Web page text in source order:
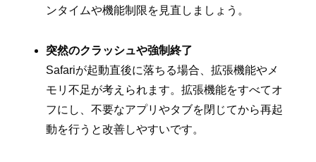
ンタイムや機能制限を見直しましょう。
突然のクラッシュや強制終了
Safariが起動直後に落ちる場合、拡張機能やメ
モリ不足が考えられます。拡張機能をすべてオ
フにし、不要なアプリやタブを閉じてから再起
動を行うと改善しやすいです。